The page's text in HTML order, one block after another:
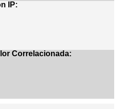
IP:
Correlacionada: